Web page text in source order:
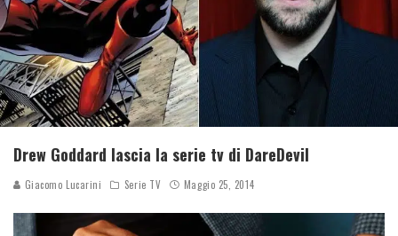
Drew Goddard lascia la serie tv di DareDevil
Giacomo Lucarini Serie TV Maggio 25, 2014